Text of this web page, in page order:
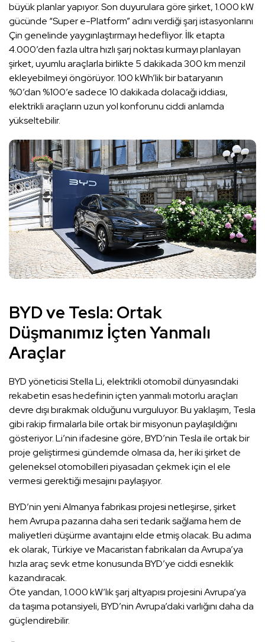
büyük planlar yapıyor. Son duyurulara göre şirket, 1.000 kW
gücünde “Super e-Platform” adını verdiği şarj istasyonlarını
Çin genelinde yaygınlaştırmayı hedefliyor. İlk etapta
4.000’den fazla ultra hızlı şarj noktası kurmayı planlayan
şirket, uyumlu araçlarla birlikte 5 dakikada 300 km menzil
ekleyebilmeyi öngörüyor. 100 kWh’lik bir bataryanın
%0’dan %100’e sadece 10 dakikada dolacağı iddiası,
elektrikli araçların uzun yol konforunu ciddi anlamda
yükseltebilir.
BYD ve Tesla: Ortak
Düşmanımız İçten Yanmalı
Araçlar
BYD yöneticisi Stella Li, elektrikli otomobil dünyasındaki
rekabetin esas hedefinin içten yanmalı motorlu araçları
devre dışı bırakmak olduğunu vurguluyor. Bu yaklaşım, Tesla
gibi rakip firmalarla bile ortak bir misyonun paylaşıldığını
gösteriyor. Li’nin ifadesine göre, BYD’nin Tesla ile ortak bir
proje geliştirmesi gündemde olmasa da, her iki şirket de
geleneksel otomobilleri piyasadan çekmek için el ele
vermesi gerektiği mesajını paylaşıyor.
BYD’nin yeni Almanya fabrikası projesi netleşirse, şirket
hem Avrupa pazarına daha seri tedarik sağlama hem de
maliyetleri düşürme avantajını elde etmiş olacak. Bu adıma
ek olarak, Türkiye ve Macaristan fabrikaları da Avrupa’ya
hızla araç sevk etme konusunda BYD’ye ciddi esneklik
kazandıracak.
Öte yandan, 1.000 kW’lık şarj altyapısı projesini Avrupa’ya
da taşıma potansiyeli, BYD’nin Avrupa’daki varlığını daha da
güçlendirebilir.